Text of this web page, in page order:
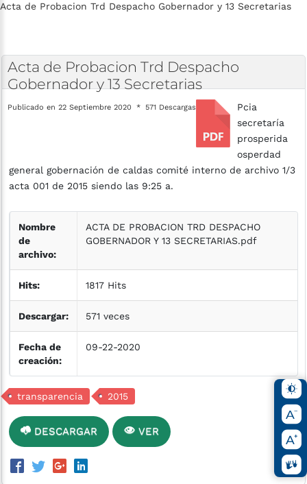
Acta de Probacion Trd Despacho Gobernador y 13 Secretarias
Acta de Probacion Trd Despacho
Gobernador y 13 Secretarias
Publicado en 22 Septiembre 2020 571 Descargas
Pcia
secretaría
prosperida
osperdad
general gobernación de caldas comité interno de archivo 1/3
acta 001 de 2015 siendo las 9:25 a.
Nombre
de
archivo:
ACTA DE PROBACION TRD DESPACHO
GOBERNADOR Y 13 SECRETARIAS.pdf
Hits: 1817 Hits
Descargar: 571 veces
Fecha de
creación:
09-22-2020
transparencia 2015
DESCARGAR VER